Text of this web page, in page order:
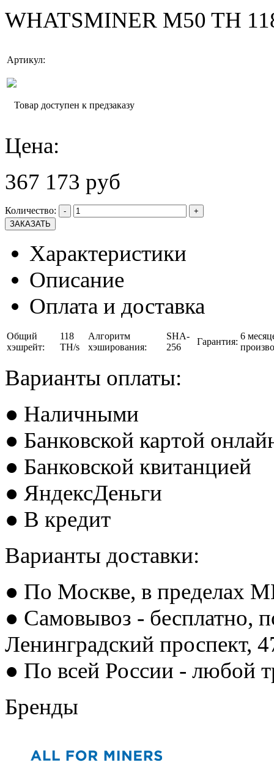
WHATSMINER M50 TH
Артикул:
Товар доступен к предзаказу
Цена:
367 173 руб
Количество: - +
Характеристики
Описание
Оплата и доставка
Общий
хэшрейт:
118
TH/s
Алгоритм
хэширования:
SHA-
256
Гарантия:
6
Варианты оплаты:
● Наличными
● Банковской картой
● Банковской квитанцией
● ЯндексДеньги
● В кредит
Варианты доставки:
● По Москве, в пределах
● Самовывоз - бесплатно,
Ленинградский проспект,
● По всей России - любой
Бренды